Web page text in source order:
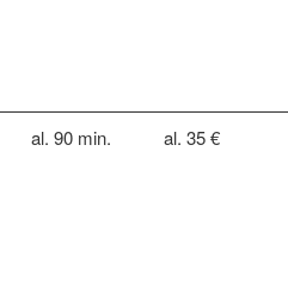
al. 90 min. al. 35 €